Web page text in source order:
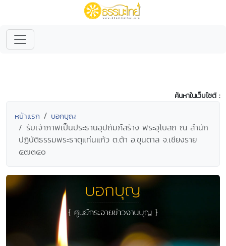
ค้นหาในเว็บไซต์ :
หน้าแรก บอกบุญ
รับเจ้าภาพเป็นประธานอุปถัมภ์สร้าง พระอุโบสถ ณ สำนัก
ปฏิบัติธรรมพระธาตุแท่นแก้ว ต.ต้า อ.ขุนตาล จ.เชียงราย
๕๗๓๔๐